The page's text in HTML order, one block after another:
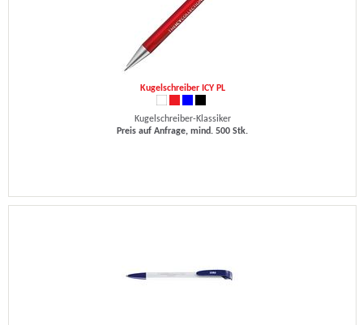
Kugelschreiber ICY PL
Kugelschreiber-Klassiker
Preis auf Anfrage, mind. 500 Stk.